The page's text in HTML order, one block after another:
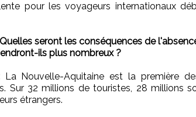
pour les voyageurs internationaux
seront les conséquences de
ils plus nombreux ?
La Nouvelle-Aquitaine est la première
Sur 32 millions de touristes, 28 millions
étrangers.